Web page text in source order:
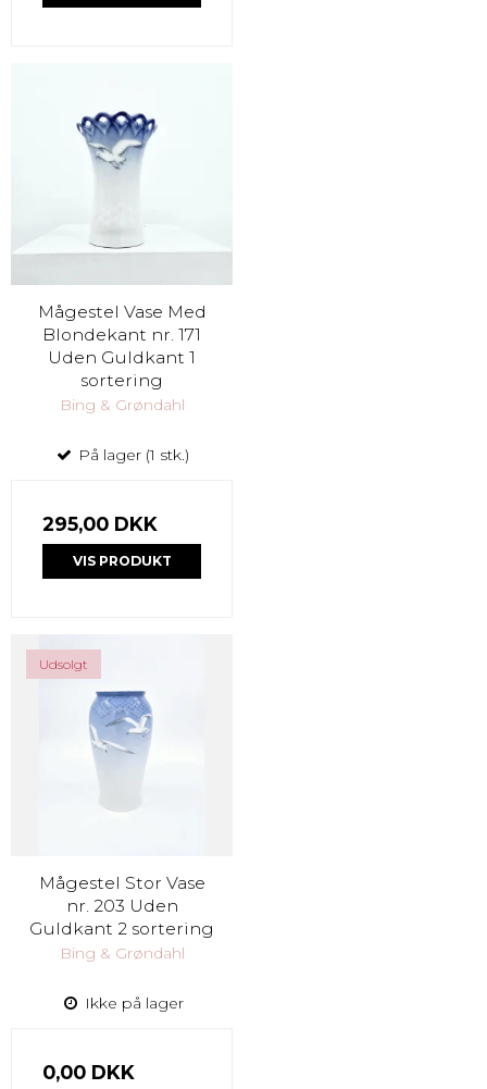
Mågestel Vase Med
Blondekant nr. 171
Uden Guldkant 1
sortering
Bing & Grøndahl
På lager (1 stk.)
295,00 DKK
VIS PRODUKT
Udsolgt
Mågestel Stor Vase
nr. 203 Uden
Guldkant 2 sortering
Bing & Grøndahl
Ikke på lager
0,00 DKK